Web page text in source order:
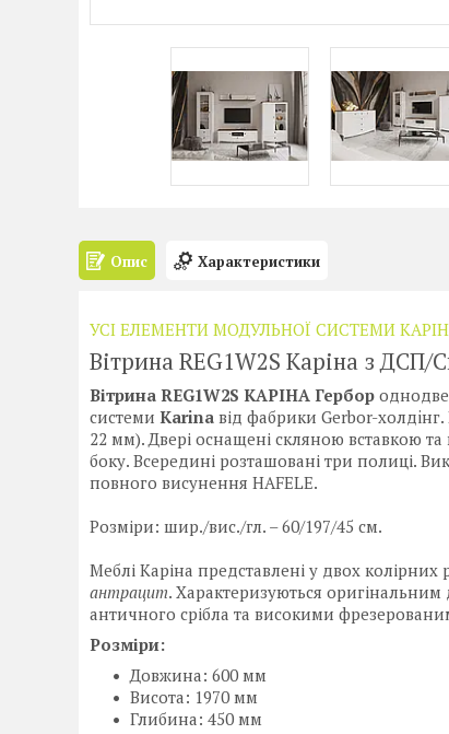
Опис Характеристики
УСІ ЕЛЕМЕНТИ МОДУЛЬНОЇ СИСТЕМИ
Вітрина REG1W2S Каріна з
Вітрина REG1W2S КАРІНА Гербор
системи Karina від фабрики Gerbor-
22 мм). Двері оснащені скляною вставкою та
боку. Всередині розташовані три полиці.
повного висунення HAFELE.
Розміри: шир./вис./гл. – 60/197/45 см.
Меблі Каріна представлені у двох колірних
антрацит. Характеризуються
античного срібла та високими
Розміри:
Довжина: 600 мм
Висота: 1970 мм
Глибина: 450 мм